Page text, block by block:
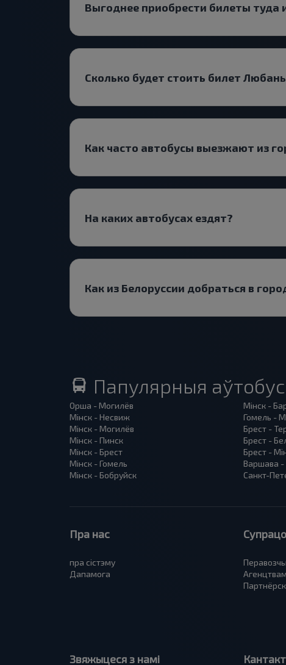
Выгоднее приобрести билеты туда
Сколько будет стоить билет
Как часто автобусы выезжают из
На каких автобусах ездят?
Как из Белоруссии добраться в
Папулярныя
Орша - Могилёв
Мінск - Несвиж
Мінск - Могилёв
Мінск - Пинск
Мінск - Брест
Мінск - Гомель
Мінск - Бобруйск
Мінск -
Гомель -
Брест -
Брест -
Брест -
Варшава -
Санкт-
Пра нас
пра сiстэму
Дапамога
Агенцтвам
Звяжыцеся з намі